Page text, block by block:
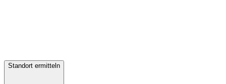
Standort ermitteln